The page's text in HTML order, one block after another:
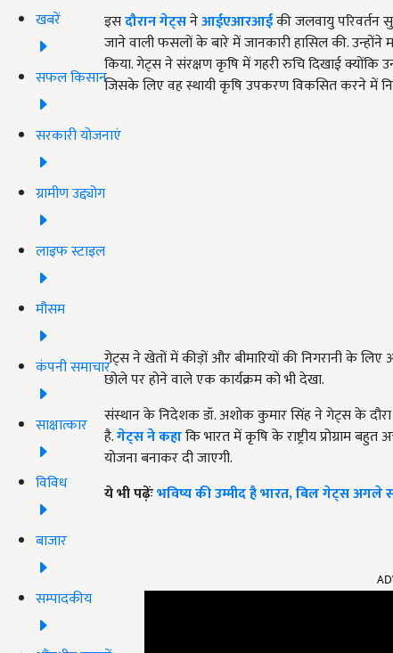
खबरें
सफल किसान
सरकारी योजनाएं
ग्रामीण उद्द्योग
लाइफ स्टाइल
मौसम
कंपनी समाचार
साक्षात्कार
विविध
बाजार
सम्पादकीय
इसदौरान गेट्सनेआईएआरआईकी जलवायु परिवर्तन
जाने वाली फसलों के बारे में जानकारी हासिल की.
किया. गेट्स ने संरक्षण कृषि में गहरी रुचि दिखाई क्योंकि
जिसके लिए वह स्थायी कृषि उपकरण विकसित करने में
गेट्स ने खेतों में कीड़ों और बीमारियों की निगरानी के
छोले पर होने वाले एक कार्यक्रम को भी देखा.
संस्थान के निदेशक डॉ. अशोक कुमार स‍िंह ने गेट्स के
है.गेट्स ने कहाक‍ि भारत में कृष‍ि के राष्ट्रीय प्रोग्राम
योजना बनाकर दी जाएगी.
ये भी पढ़ेंःभविष्य की उम्मीद है भारत, बिल गेट्स अगले